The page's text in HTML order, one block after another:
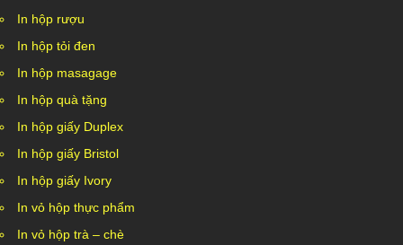
In hộp rượu
In hộp tỏi đen
In hộp masagage
In hộp quà tặng
In hộp giấy Duplex
In hộp giấy Bristol
In hộp giấy Ivory
In vỏ hộp thực phẩm
In vỏ hộp trà – chè